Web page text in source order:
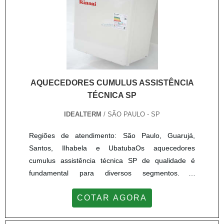
FABRICANTES DE EVAPORADORES
INDUSTRIAISAlém de ser excelência na fabricação
também em vasos de pressão, feixe tubular,
radiadores industriais, entre outros produtos,
entregue em todo o Brasil. Pelo site é possível
conferir todos os produtos, fichas técnicas, serviços
orçamentos. .
AQUECEDORES CUMULUS ASSISTÊNCIA
TÉCNICA SP
IDEALTERM / SÃO PAULO - SP
Regiões de atendimento: São Paulo, Guarujá,
Santos, Ilhabela e UbatubaOs aquecedores
cumulus assistência técnica SP de qualidade é
fundamental para diversos segmentos. É
casa ou em ambiente comercial passe por uma
COTAR AGORA